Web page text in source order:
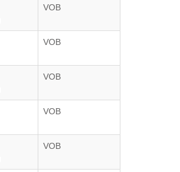
VOB
VOB
VOB
VOB
VOB